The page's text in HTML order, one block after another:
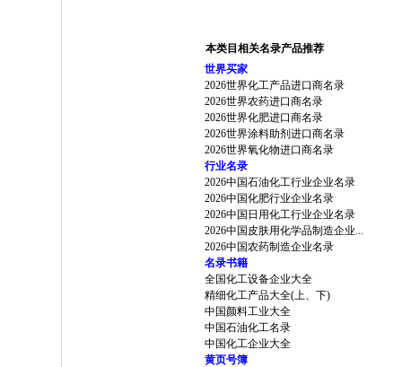
本类目相关名录产品推荐
世界买家
2026世界化工产品进口商名录
2026世界农药进口商名录
2026世界化肥进口商名录
2026世界涂料助剂进口商名录
2026世界氧化物进口商名录
行业名录
2026中国石油化工行业企业名录
2026中国化肥行业企业名录
2026中国日用化工行业企业名录
2026中国皮肤用化学品制造企业...
2026中国农药制造企业名录
名录书籍
全国化工设备企业大全
精细化工产品大全(上、下)
中国颜料工业大全
中国石油化工名录
中国化工企业大全
黄页号簿